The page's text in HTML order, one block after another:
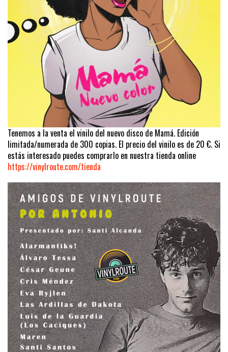
Tenemos a la venta el vinilo del nuevo disco de Mamá. Edición
limitada/numerada de 300 copias. El precio del vinilo es de 20 €. Si
estás interesado puedes comprarlo en nuestra tienda online
https://vinylroute.com/tienda